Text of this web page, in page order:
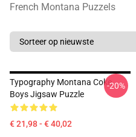
French Montana Puzzels
Typography Montana Coke
Boys Jigsaw Puzzle
€ 21,98 - € 40,02
-20%